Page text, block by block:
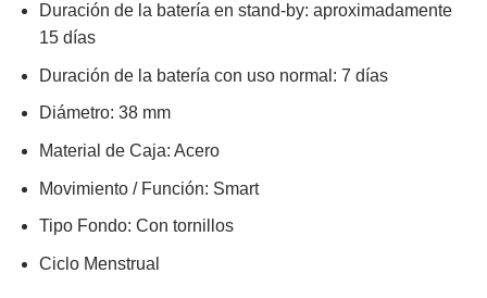
Duración de la batería en stand-by: aproximadamente
15 días
Duración de la batería con uso normal: 7 días
Diámetro: 38mm
Material de Caja: Acero
Movimiento / Función: Smart
Tipo Fondo: Con tornillos
Ciclo Menstrual